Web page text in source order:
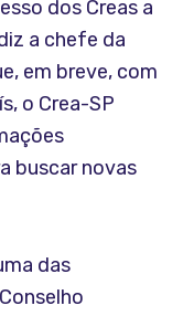
dos Creas a
a chefe da
em breve, com
o Crea-SP
buscar novas
das